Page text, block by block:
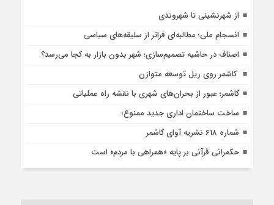
از شهرنشینی تا شهروندی
انسجام ملی؛ مطالبه‌ای فراتر از سلیقه‌های سیاسی
اصناف در حاشیه تصمیم‌سازی؛ شهر بدون بازار به کجا می‌رسد؟
کاشمر روی ریل توسعه متوازن
کاشمر؛ عبور از بحران‌های شهری با نقشه راه عملیاتی
ساخت ساختمان اداری جدید ممنوع؛
شماره 618 نشریه آوای کاشمر
حکمرانی قرآنی بر پایه «همراهی با مردم» است